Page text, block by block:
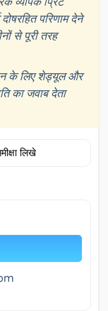
परिणाम देने
से पूरी तरह
के लिए शेड्यूल और
का जवाब देता
लिखे